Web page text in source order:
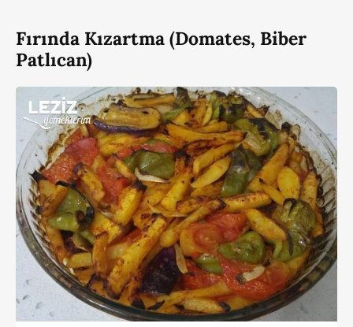
Fırında Kızartma (Domates, Biber
Patlıcan)